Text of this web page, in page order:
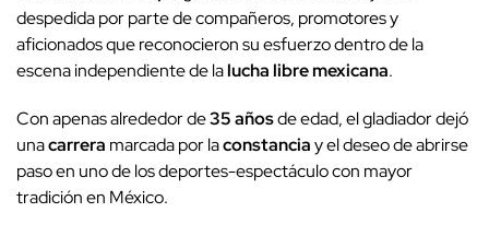
despedida por parte de compañeros, promotores y
aficionados que reconocieron su esfuerzo dentro de la
escena independiente de lalucha libre mexicana.
Con apenas alrededor de35 añosde edad, el gladiador dejó
unacarrera marcada por laconstanciay el deseo de abrirse
paso en uno de los deportes-espectáculo con mayor
tradición en México.